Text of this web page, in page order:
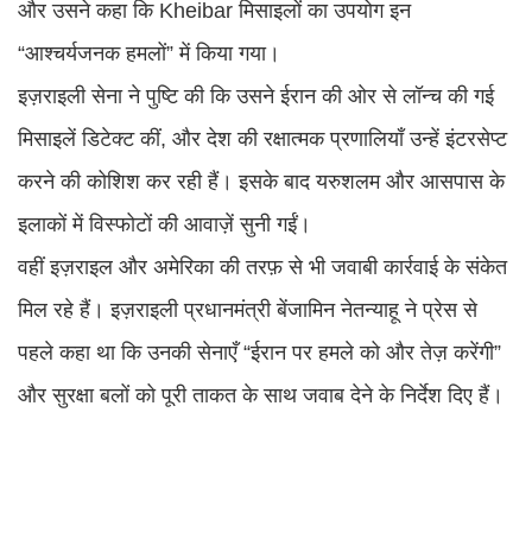
और उसने कहा कि Kheibar मिसाइलों का उपयोग इन
“आश्चर्यजनक हमलों” में किया गया।
इज़राइली सेना ने पुष्टि की कि उसने ईरान की ओर से लॉन्च की गई
मिसाइलें डिटेक्ट कीं, और देश की रक्षात्मक प्रणालियाँ उन्हें इंटरसेप्ट
करने की कोशिश कर रही हैं। इसके बाद यरुशलम और आसपास के
इलाकों में विस्फोटों की आवाज़ें सुनी गईं।
वहीं इज़राइल और अमेरिका की तरफ़ से भी जवाबी कार्रवाई के संकेत
मिल रहे हैं। इज़राइली प्रधानमंत्री बेंजामिन नेतन्याहू ने प्रेस से
पहले कहा था कि उनकी सेनाएँ “ईरान पर हमले को और तेज़ करेंगी”
और सुरक्षा बलों को पूरी ताकत के साथ जवाब देने के निर्देश दिए हैं।